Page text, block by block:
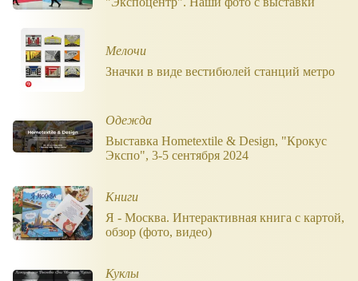
Мелочи
Значки в виде вестибюлей станций метро
Одежда
Выставка Hometextile & Design, "Крокус
Экспо", 3-5 сентября 2024
Книги
Я - Москва. Интерактивная книга с картой,
обзор (фото, видео)
Куклы